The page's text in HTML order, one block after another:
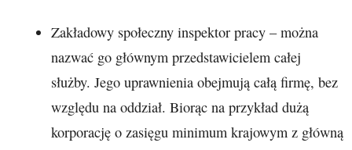
Zakładowy społeczny inspektor pracy – można
nazwać go głównym przedstawicielem całej
służby. Jego uprawnienia obejmują całą firmę, bez
względu na oddział. Biorąc na przykład dużą
korporację o zasięgu minimum krajowym z główną